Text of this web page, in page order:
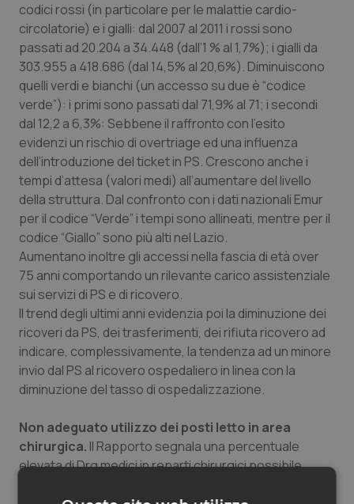
Tumori del Polmone & Testa Collo
Tumori gastrointestinali
Ulcera & Reflusso
Vaccini
codici rossi (in particolare per le malattie cardio-
circolatorie) e i gialli: dal 2007 al 2011 i rossi sono
passati ad 20.204 a 34.448 (dall’1 % al 1,7%); i gialli da
303.955 a 418.686 (dal 14,5% al 20,6%). Diminuiscono
quelli verdi e bianchi (un accesso su due è “codice
verde”): i primi sono passati dal 71,9% al 71; i secondi
dal 12,2 a 6,3%: Sebbene il raffronto con l’esito
evidenzi un rischio di overtriage ed una influenza
dell’introduzione del ticket in PS. Crescono anche i
tempi d’attesa (valori medi) all’aumentare del livello
della struttura. Dal confronto con i dati nazionali Emur
per il codice “Verde” i tempi sono allineati, mentre per il
codice “Giallo” sono più alti nel Lazio.
Aumentano inoltre gli accessi nella fascia di età over
75 anni comportando un rilevante carico assistenziale
sui servizi di PS e di ricovero.
Il trend degli ultimi anni evidenzia poi la diminuzione dei
ricoveri da PS, dei trasferimenti, dei rifiuta ricovero ad
indicare, complessivamente, la tendenza ad un minore
invio dal PS al ricovero ospedaliero in linea con la
diminuzione del tasso di ospedalizzazione.
Non adeguato utilizzo dei posti letto in area
chirurgica. Il Rapporto segnala una percentuale
elevata di Drg medici in reparti chirurgici possibile